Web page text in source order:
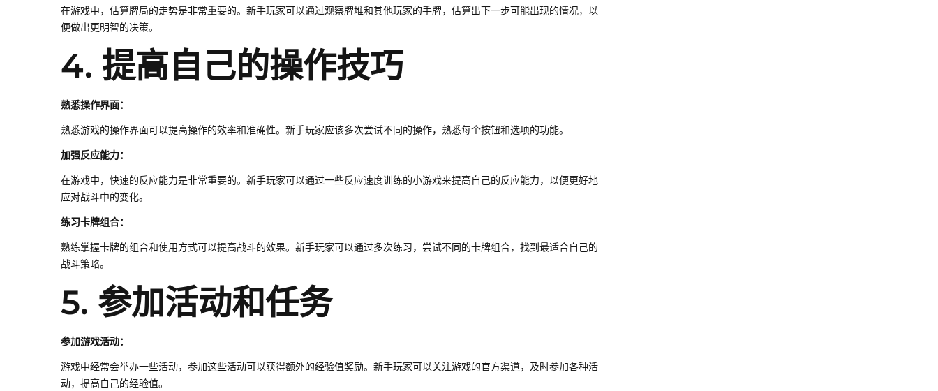
在游戏中，估算牌局的走势是非常重要的。新手玩家可以通过观察牌堆和其他玩家的手牌，估算出下一步可能出现的情况，以
便做出更明智的决策。
4. 提高自己的操作技巧
熟悉操作界面：
熟悉游戏的操作界面可以提高操作的效率和准确性。新手玩家应该多次尝试不同的操作，熟悉每个按钮和选项的功能。
加强反应能力：
在游戏中，快速的反应能力是非常重要的。新手玩家可以通过一些反应速度训练的小游戏来提高自己的反应能力，以便更好地
应对战斗中的变化。
练习卡牌组合：
熟练掌握卡牌的组合和使用方式可以提高战斗的效果。新手玩家可以通过多次练习，尝试不同的卡牌组合，找到最适合自己的
战斗策略。
5. 参加活动和任务
参加游戏活动：
游戏中经常会举办一些活动，参加这些活动可以获得额外的经验值奖励。新手玩家可以关注游戏的官方渠道，及时参加各种活
动，提高自己的经验值。